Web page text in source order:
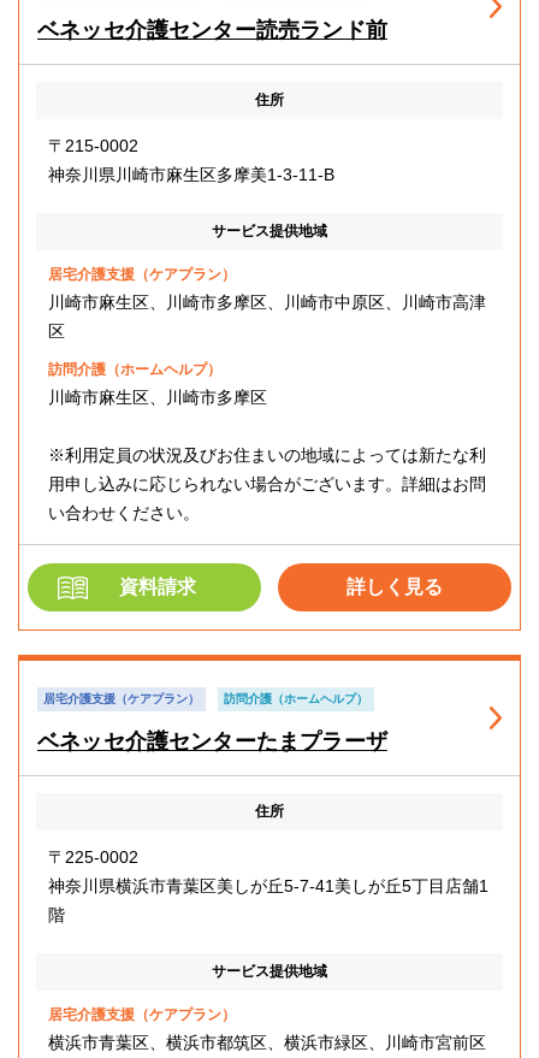
ベネッセ介護センター読売ランド前
住所
〒215-0002
神奈川県川崎市麻生区多摩美1-3-11-B
サービス提供地域
居宅介護支援（ケアプラン）
川崎市麻生区、川崎市多摩区、川崎市中原区、川崎市高津
区
訪問介護（ホームヘルプ）
川崎市麻生区、川崎市多摩区
※利用定員の状況及びお住まいの地域によっては新たな利
用申し込みに応じられない場合がございます。詳細はお問
い合わせください。
資料請求 詳しく見る
居宅介護支援（ケアプラン） 訪問介護（ホームヘルプ）
ベネッセ介護センターたまプラーザ
住所
〒225-0002
神奈川県横浜市青葉区美しが丘5-7-41美しが丘5丁目店舗1
階
サービス提供地域
居宅介護支援（ケアプラン）
横浜市青葉区、横浜市都筑区、横浜市緑区、川崎市宮前区